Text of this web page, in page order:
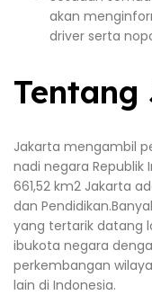
akan
driver serta
Jakarta mengambil
nadi negara Republik
661,52 km2 Jakarta
dan
yang tertarik datang
ibukota negara
perkembangan
lain di Indonesia.